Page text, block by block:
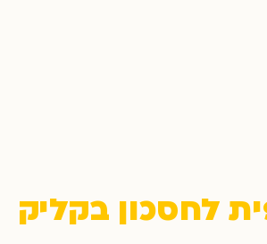
לחסכון בקליק